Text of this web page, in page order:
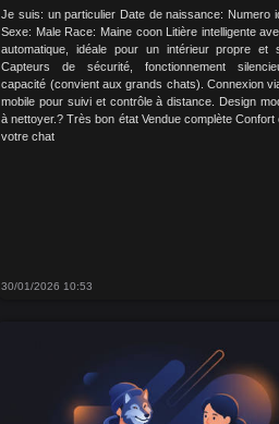
Je suis: un particulier Date de naissance: Numero
Sexe: Male Race: Maine coon Litière intelligente
automatique, idéale pour un intérieur propre et
Capteurs de sécurité, fonctionnement
capacité (convient aux grands chats). Connexion
mobile pour suivi et contrôle à distance. Design
à nettoyer.? Très bon état Vendue complète Confort
votre chat
30/01/2026 10:53